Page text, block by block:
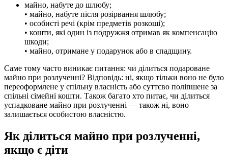
майно, набуте до шлюбу;
• майно, набуте після розірвання шлюбу;
• особисті речі (крім предметів розкоші);
• кошти, які один із подружжя отримав як компенсацію
шкоди;
• майно, отримане у подарунок або в спадщину.
Саме тому часто виникає питання: чи ділиться подароване
майно при розлученні? Відповідь: ні, якщо тільки воно не було
переоформлене у спільну власність або суттєво поліпшене за
спільні сімейні кошти. Також багато хто питає, чи ділиться
успадковане майно при розлученні — також ні, воно
залишається особистою власністю.
Як ділиться майно при розлученні,
якщо є діти